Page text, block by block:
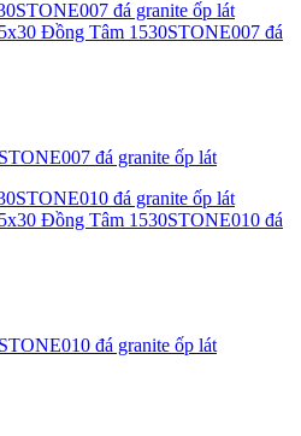
đá granite ốp lát
đá granite ốp lát